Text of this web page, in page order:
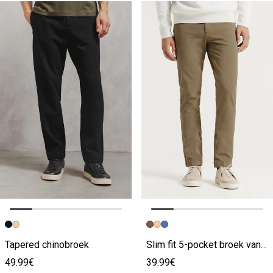
Vorige afbeelding
Volgende beeld
Tapered chinobroek
49.99€
Vorige afbeelding
Volgende beeld
Slim fit 5-pocket broek van bi-stretch materiaal
39.99€